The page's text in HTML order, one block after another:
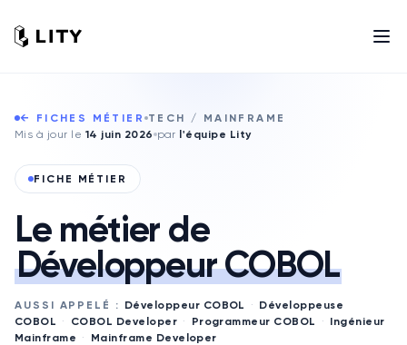
← FICHES MÉTIER TECH / MAINFRAME
Mis à jour le 14 juin 2026 par l'équipe Lity
FICHE MÉTIER
Le métier de
Développeur COBOL
AUSSI APPELÉ : Développeur COBOL · Développeuse
COBOL · COBOL Developer · Programmeur COBOL · Ingénieur
Mainframe · Mainframe Developer